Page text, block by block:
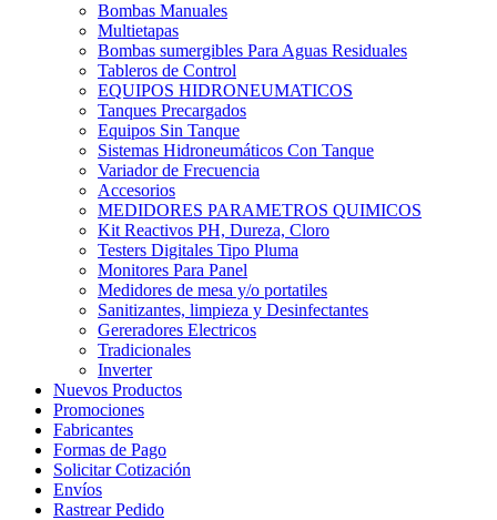
Bombas Manuales
Multietapas
Bombas sumergibles Para Aguas Residuales
Tableros de Control
EQUIPOS HIDRONEUMATICOS
Tanques Precargados
Equipos Sin Tanque
Sistemas Hidroneumáticos Con Tanque
Variador de Frecuencia
Accesorios
MEDIDORES PARAMETROS QUIMICOS
Kit Reactivos PH, Dureza, Cloro
Testers Digitales Tipo Pluma
Monitores Para Panel
Medidores de mesa y/o portatiles
Sanitizantes, limpieza y Desinfectantes
Gereradores Electricos
Tradicionales
Inverter
Nuevos Productos
Promociones
Fabricantes
Formas de Pago
Solicitar Cotización
Envíos
Rastrear Pedido